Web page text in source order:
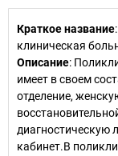
Краткое название:
клиническая
Описание:
имеет в своем
отделение,
диагностическую
кабинет.В